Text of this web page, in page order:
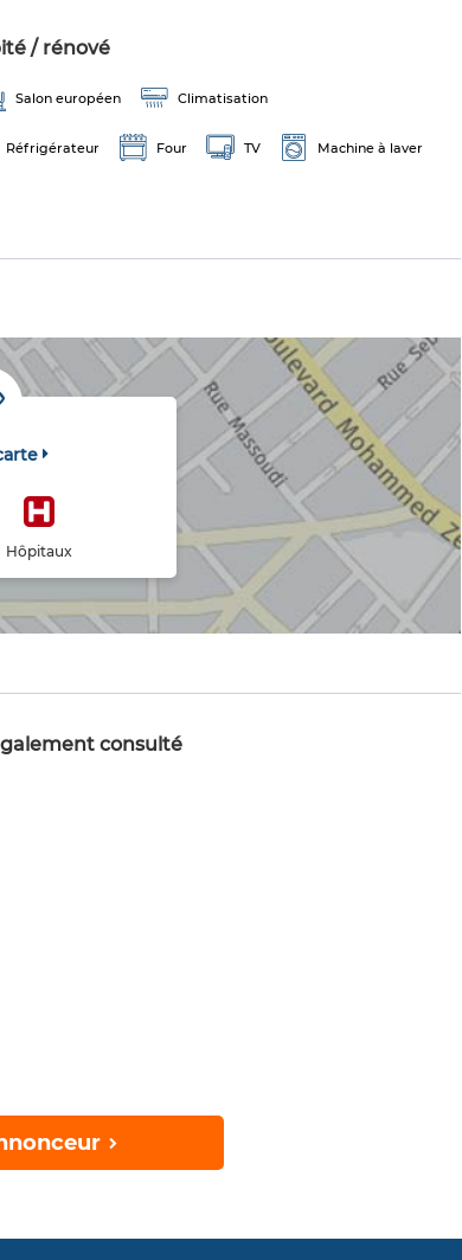
/ rénové
Salon européen Climatisation
Réfrigérateur Four TV Machine à laver
Hôpitaux
consulté